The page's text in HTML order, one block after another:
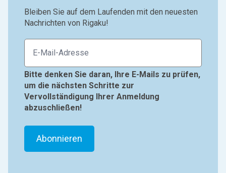
Bleiben Sie auf dem Laufenden mit den neuesten
Nachrichten von Rigaku!
Bitte denken Sie daran, Ihre E-Mails zu prüfen,
um die nächsten Schritte zur
Vervollständigung Ihrer Anmeldung
abzuschließen!